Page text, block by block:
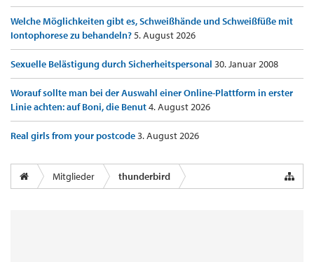
Welche Möglichkeiten gibt es, Schweißhände und Schweißfüße mit
Iontophorese zu behandeln?5. August 2026
Sexuelle Belästigung durch Sicherheitspersonal 30. Januar 2008
Worauf sollte man bei der Auswahl einer Online-Plattform in erster
Linie achten: auf Boni, die Benut4. August 2026
Real girls from your postcode3. August 2026
Mitglieder thunderbird